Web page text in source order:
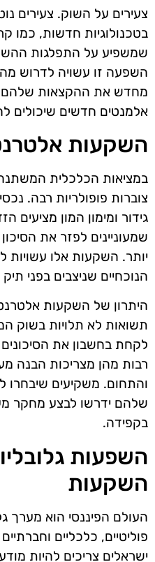
צעירים על השוק. צעירים
בטכנולוגיות חדשות, כמו
שמשפיע על התפלגות
השפעה זו עשויה לדרוש
אלמנטים חדשים שיכולים
השקעות
במציאות הכלכלית
צוברות פופולריות רבה.
גידור ומימון המון מציעים
שמעוניינים לפזר את
יותר. השקעות אלו עשויות
הנוכחיים שניצבים בפני תיק
היתרון של השקעות
תשואות לא תלויות בשוק
לקחת בחשבון את
רבות מהן מצריכות הבנה
והתחום. משקיעים שיבחרו
שלהם ידרשו לבצע מחקר
בקפידה.
השפעות
השקעות
העולם הפיננסי הוא מערך
פוליטיים, כלכליים
ישראלים צריכים להיות